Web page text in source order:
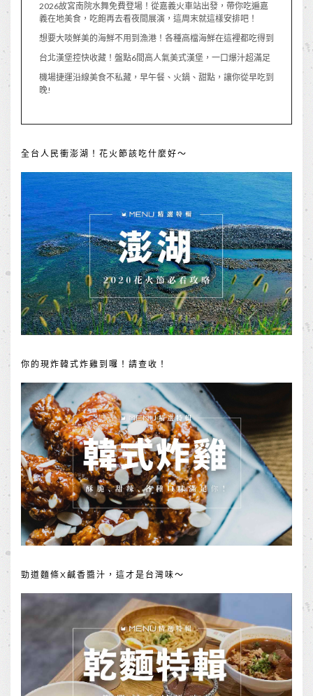
2026故宮南院水舞免費登場！從嘉義火車站出發，帶你吃遍嘉
義在地美食，吃飽再去看夜間展演，這周末就這樣安排吧！
想要大啖鮮美的海鮮不用到漁港！各種高檔海鮮在這裡都吃得到
台北漢堡控快收藏！盤點6間高人氣美式漢堡，一口爆汁超滿足
機場捷運沿線美食不私藏，早午餐、火鍋、甜點，讓你從早吃到
晚!
全台人民衝澎湖！花火節該吃什麼好～
你的現炸韓式炸雞到囉！請查收！
勁道麵條X鹹香醬汁，這才是台灣味～